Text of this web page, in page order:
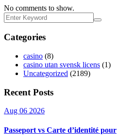
No comments to show.
Categories
casino (8)
casino utan svensk licens (1)
Uncategorized (2189)
Recent Posts
Aug 06 2026
Passeport vs Carte d’identité pour